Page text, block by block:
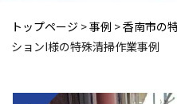
トップページ >事例 >香南市の
ションI様の特殊清掃作業事例